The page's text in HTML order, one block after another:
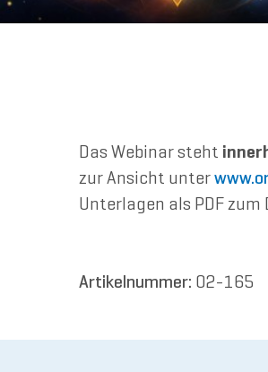
Das Webinar steht
zur Ansicht unter
Unterlagen als PDF zum
Artikelnummer: 02-165